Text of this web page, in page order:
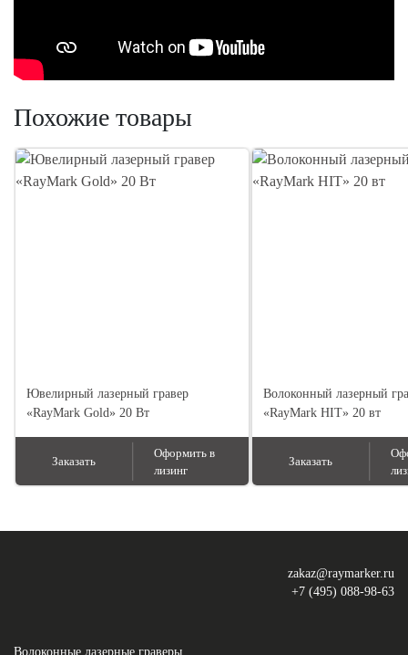
Похожие товары
Ювелирный лазерный гравер
«RayMark Gold» 20 Вт
Заказать
Оформить в
лизинг
Волоконный лазерный
«RayMark HIT» 20 вт
Заказать
zakaz@raymarker.ru
+7 (495) 088-98-63
Волоконные лазерные граверы